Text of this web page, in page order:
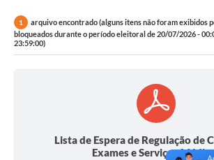
SIC
1
arquivo encontrado (alguns itens não foram exibidos
bloqueados durante o período eleitoral de 20/07/2026 -
23:59:00)
Lista de Espera de Regulação de
Exames e Serviços